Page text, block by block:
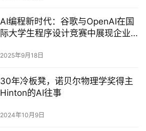
AI编程新时代：谷歌与OpenAI在国
际大学生程序设计竞赛中展现企业
2025年9月18日
30年冷板凳，诺贝尔物理学奖得主
Hinton的AI往事
2024年10月9日